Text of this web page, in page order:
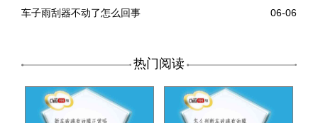
车子雨刮器不动了怎么回事
06-06
热门阅读